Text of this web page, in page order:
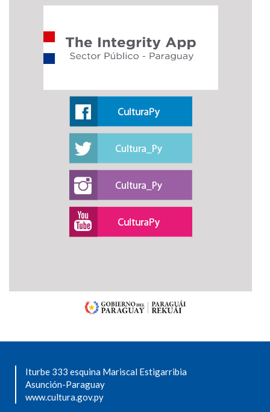
Iturbe 333 esquina Mariscal Estigarribia
Asunción-Paraguay
www.cultura.gov.py